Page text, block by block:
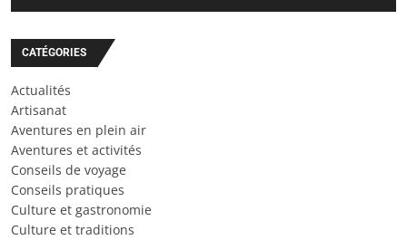
CATÉGORIES
Actualités
Artisanat
Aventures en plein air
Aventures et activités
Conseils de voyage
Conseils pratiques
Culture et gastronomie
Culture et traditions